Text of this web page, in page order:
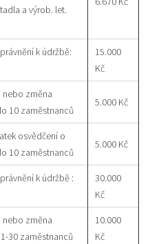
a výrob. let.
k údržbě:
15.000
Kč
změna
10 zaměstnanců
5.000 Kč
osvědčení o
10 zaměstnanců
5.000 Kč
k údržbě :
30.000
Kč
změna
30 zaměstnanců
10.000
Kč